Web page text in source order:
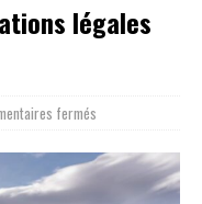
légales
fermés